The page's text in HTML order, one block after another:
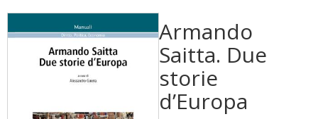
Armando
Saitta. Due
storie
d’Europa